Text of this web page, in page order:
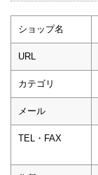
ショップ名
URL
カテゴリ
メール
TEL・FAX